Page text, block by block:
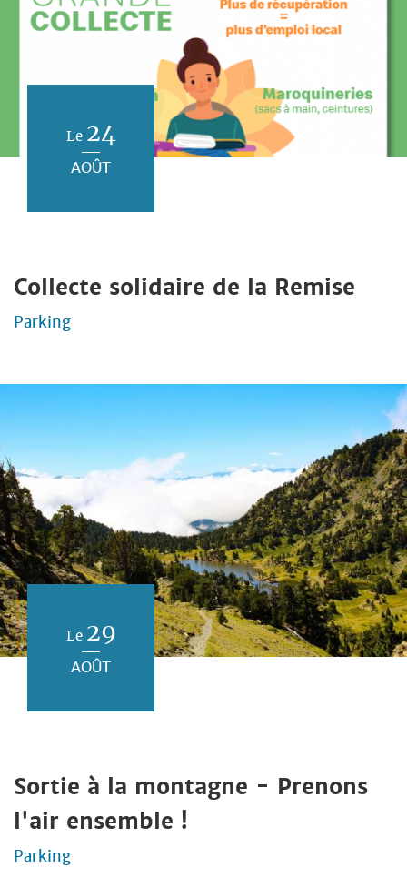
Le 24
AOÛT
Collecte solidaire de la Remise
Parking
Le 29
AOÛT
Sortie à la montagne - Prenons
l'air ensemble !
Parking